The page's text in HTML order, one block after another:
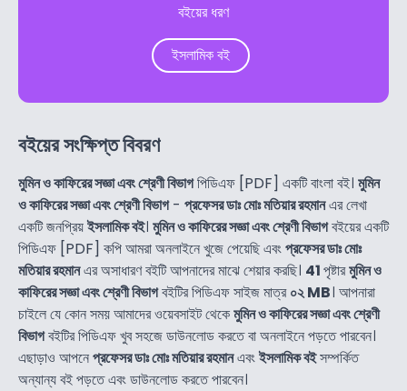
বইয়ের ধরণ
ইসলামিক বই
বইয়ের সংক্ষিপ্ত বিবরণ
মুমিন ও কাফিরের সজ্ঞা এবং শ্রেণী বিভাগপিডিএফ [PDF] একটি বাংলা বই। মুমিন
ও কাফিরের সজ্ঞা এবং শ্রেণী বিভাগ- প্রফেসর ডাঃ মোঃ মতিয়ার রহমানএর লেখা
একটি জনপ্রিয়ইসলামিক বই। মুমিন ও কাফিরের সজ্ঞা এবং শ্রেণী বিভাগবইয়ের একটি
পিডিএফ [PDF] কপি আমরা অনলাইনে খুজে পেয়েছি এবংপ্রফেসর ডাঃ মোঃ
মতিয়ার রহমানএর অসাধারণ বইটি আপনাদের মাঝে শেয়ার করছি। 41পৃষ্টারমুমিন ও
কাফিরের সজ্ঞা এবং শ্রেণী বিভাগবইটির পিডিএফ সাইজ মাত্র০২ MB। আপনারা
চাইলে যে কোন সময় আমাদের ওয়েবসাইট থেকেমুমিন ও কাফিরের সজ্ঞা এবং শ্রেণী
বিভাগবইটির পিডিএফ খুব সহজে ডাউনলোড করতে বা অনলাইনে পড়তে পারবেন।
এছাড়াও আপনেপ্রফেসর ডাঃ মোঃ মতিয়ার রহমানএবংইসলামিক বইসম্পর্কিত
অন্যান্য বই পড়তে এবং ডাউনলোড করতে পারবেন।